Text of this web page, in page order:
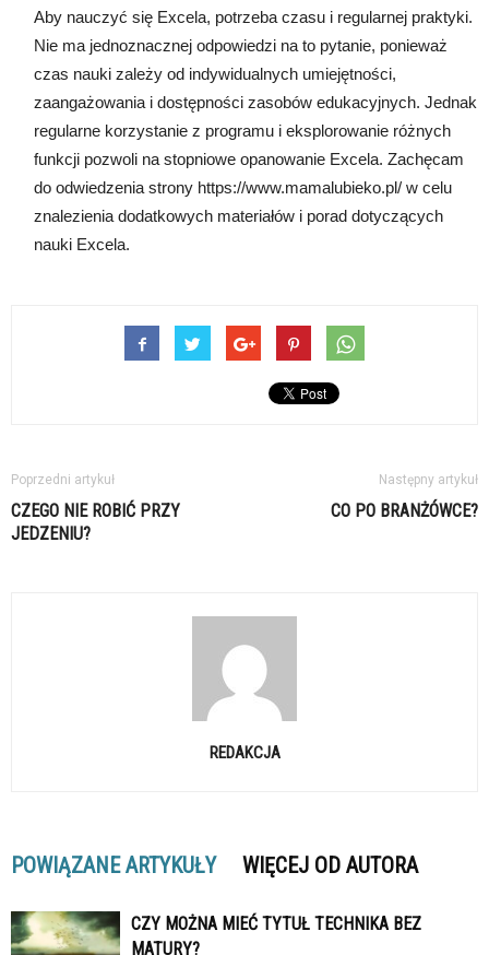
Aby nauczyć się Excela, potrzeba czasu i regularnej praktyki.
Nie ma jednoznacznej odpowiedzi na to pytanie, ponieważ
czas nauki zależy od indywidualnych umiejętności,
zaangażowania i dostępności zasobów edukacyjnych. Jednak
regularne korzystanie z programu i eksplorowanie różnych
funkcji pozwoli na stopniowe opanowanie Excela. Zachęcam
do odwiedzenia strony https://www.mamalubieko.pl/ w celu
znalezienia dodatkowych materiałów i porad dotyczących
nauki Excela.
Poprzedni artykuł
CZEGO NIE ROBIĆ PRZY
JEDZENIU?
Następny artykuł
CO PO BRANŻÓWCE?
REDAKCJA
POWIĄZANE ARTYKUŁY WIĘCEJ OD AUTORA
CZY MOŻNA MIEĆ TYTUŁ TECHNIKA BEZ
MATURY?